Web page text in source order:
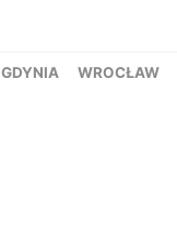
GDYNIA WROCŁAW